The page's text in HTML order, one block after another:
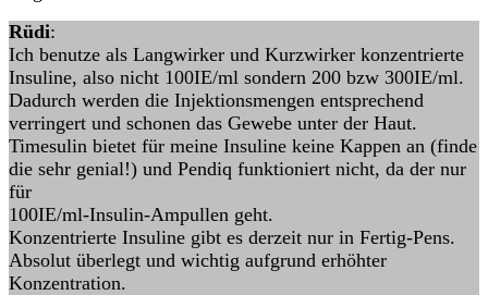
Rüdi:
Ich benutze als Langwirker und Kurzwirker konzentrierte
Insuline, also nicht 100IE/ml sondern 200 bzw 300IE/ml.
Dadurch werden die Injektionsmengen entsprechend
verringert und schonen das Gewebe unter der Haut.
Timesulin bietet für meine Insuline keine Kappen an (finde
die sehr genial!) und Pendiq funktioniert nicht, da der nur
für
100IE/ml-Insulin-Ampullen geht.
Konzentrierte Insuline gibt es derzeit nur in Fertig-Pens.
Absolut überlegt und wichtig aufgrund erhöhter
Konzentration.